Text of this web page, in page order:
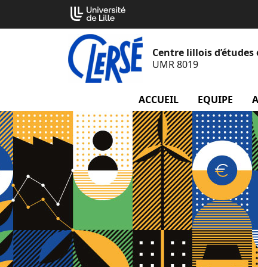
contenu
Centre lillois
UMR 8019
ACCUEIL EQUIPE
Cookies management panel